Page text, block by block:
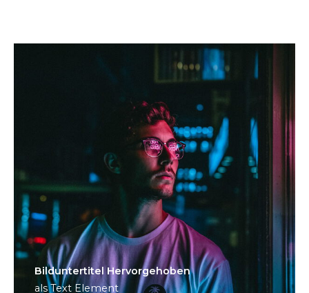
Bild­unter­titel Hervorgehoben
als Text Element